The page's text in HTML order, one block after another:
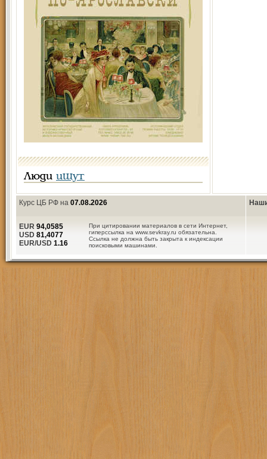
Люди ищут
Курс ЦБ РФ на 07.08.2026
При цитировании материалов в сети Интернет,
гиперссылка на www.sevkray.ru обязательна.
Ссылка не должна быть закрыта к индексации
поисковыми машинами.
EUR 94,0585
USD 81,4077
EUR/USD 1.16